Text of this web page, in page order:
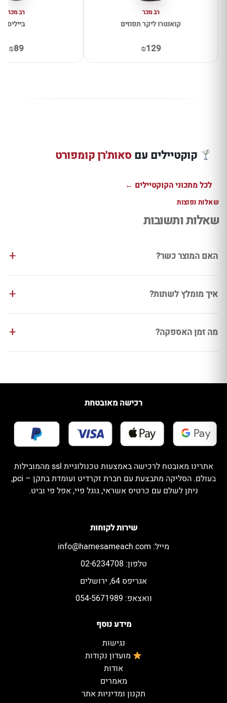
רב מכר
קואנטרו ליקר תפוזים
₪129
רב מכר
בייליס
₪89
קוקטיילים עםסאות'רן קומפורט
וויסקי סמאש עם
למתכון ← למתכון ←
לכל מתכוני הקוקטיילים ←
שאלות נפוצות
שאלות ותשובות
האם המוצר כשר?
איך מומלץ לשתות?
מה זמן האספקה?
מידע נוסף
נגישות
מועדון נקודות
אודות
מאמרים
תקנון ומדיניות אתר
שירות לקוחות
מייל: info@hamesameach.com
טלפון: 02-6234708
אגריפס 64, ירושלים
וואצאפ: 054-5671989
רכישה מאובטחת
אתרינו מאובטח לרכישה באמצעות טכנולוגיית ssl מהמובילות
בעולם. הסליקה מתבצעת עם חברת זקרדיט ועומדת בתקן – pci,
ניתן לשלם עם כרטיס אשראי, גוגל פיי, אפל פי וביט.